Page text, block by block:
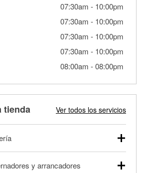
07:30am - 10:00pm
07:30am - 10:00pm
07:30am - 10:00pm
07:30am - 10:00pm
08:00am -08:00pm
tienda Ver todos los servicios
vehículos comerciales y
y arrancadores